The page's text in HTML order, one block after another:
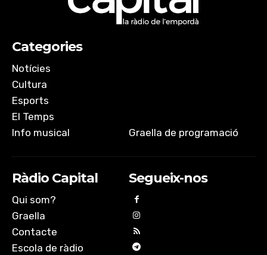
Categories
Notícies
Cultura
Esports
El Temps
Info musical
Graella de programació
Ràdio Capital
Qui som?
Graella
Contacte
Escola de ràdio
Segueix-nos